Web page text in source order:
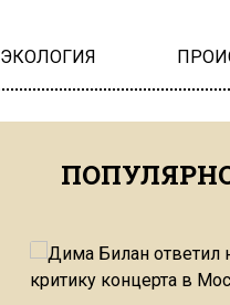
ЭКОЛОГИЯ